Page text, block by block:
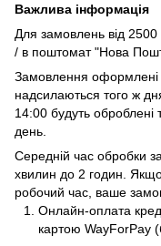
Важлива інформація
Для замовлень від 2500
/ в поштомат "Нова
Замовлення оформлені
надсилаються того ж
14:00 будуть оброблені
день.
Середній час обробки
хвилин до 2 годин.
робочий час, ваше
Онлайн-оплата
картою WayForPay